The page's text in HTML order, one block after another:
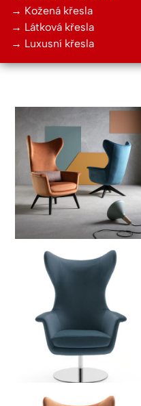
Kožená křesla
Látková křesla
Luxusní křesla
Vaše jméno
Dejte nám nezávazně
This site is protected by
Privacy Policyand